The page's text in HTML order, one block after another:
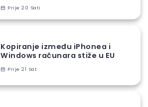
Prije 20 Sati
Kopiranje između iPhonea i
Windows računara stiže u EU
Prije 21 Sat